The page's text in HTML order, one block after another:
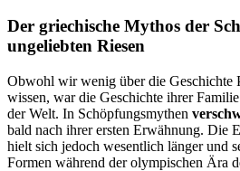
Der griechische Mythos der
ungeliebten Riesen
Obwohl wir wenig über die Geschichte
wissen, war die Geschichte ihrer
der Welt. In Schöpfungsmythen
bald nach ihrer ersten Erwähnung. Die
hielt sich jedoch wesentlich länger und
Formen während der olympischen Ära